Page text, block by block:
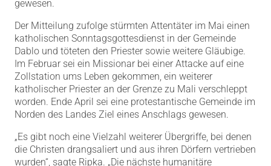
gewesen.
Der Mitteilung zufolge stürmten Attentäter im Mai einen
katholischen Sonntagsgottesdienst in der Gemeinde
Dablo und töteten den Priester sowie weitere Gläubige.
Im Februar sei ein Missionar bei einer Attacke auf eine
Zollstation ums Leben gekommen, ein weiterer
katholischer Priester an der Grenze zu Mali verschleppt
worden. Ende April sei eine protestantische Gemeinde im
Norden des Landes Ziel eines Anschlags gewesen.
„Es gibt noch eine Vielzahl weiterer Übergriffe, bei denen
die Christen drangsaliert und aus ihren Dörfern vertrieben
wurden“, sagte Ripka. „Die nächste humanitäre